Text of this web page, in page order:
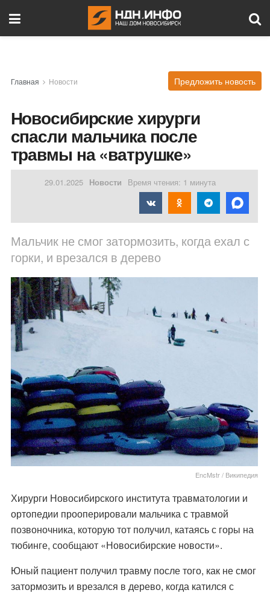
Главная Новости Предложить новость
Новосибирские хирурги
спасли мальчика после
травмы на «ватрушке»
29.01.2025 Новости Время чтения: 1 минута
Мальчик не смог затормозить, когда ехал с
горки, и врезался в дерево
EncMstr / Википедия
Хирурги Новосибирского института травматологии и
ортопедии прооперировали мальчика с травмой
позвоночника, которую тот получил, катаясь с горы на
тюбинге, сообщают «Новосибирские новости».
Юный пациент получил травму после того, как не смог
затормозить и врезался в дерево, когда катился с